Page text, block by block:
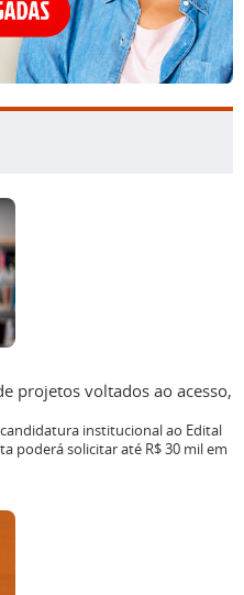
projetos voltados ao acesso,
institucional ao Edital
poderá solicitar até R$ 30 mil em